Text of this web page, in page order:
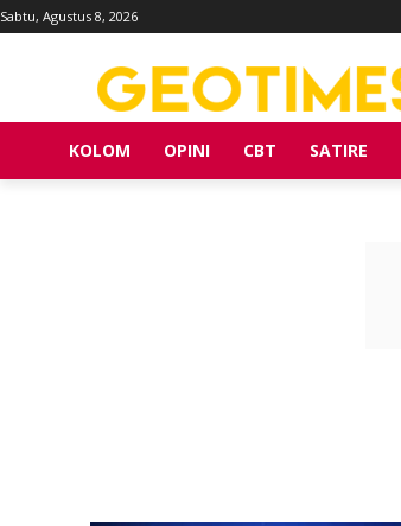
Sabtu, Agustus 8, 2026
KOLOM OPINI CBT SATIRE